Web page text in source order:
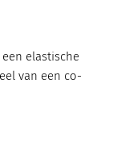
elastische
van een co-